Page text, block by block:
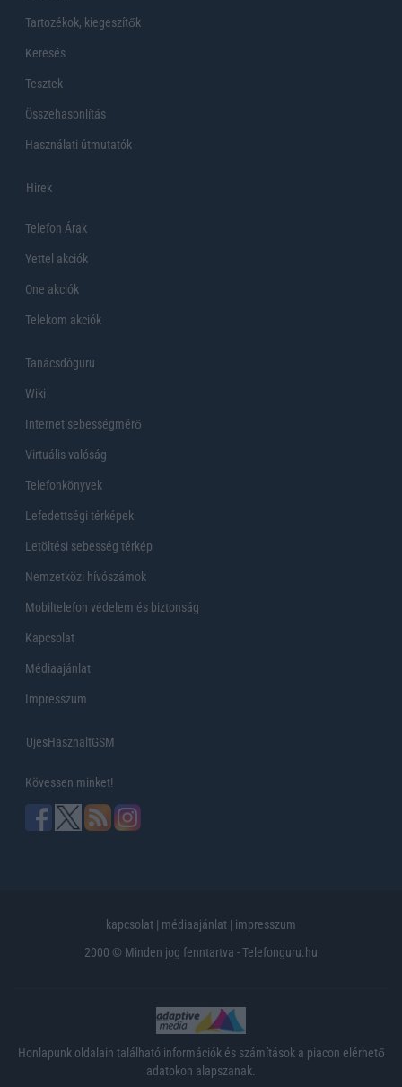
Tartozékok, kiegeszítők
Keresés
Tesztek
Összehasonlítás
Használati útmutatók
Hirek
Telefon Árak
Yettel akciók
One akciók
Telekom akciók
Tanácsdóguru
Wiki
Internet sebességmérő
Virtuális valóság
Telefonkönyvek
Lefedettségi térképek
Letöltési sebesség térkép
Nemzetközi hívószámok
Mobiltelefon védelem és biztonság
Kapcsolat
Médiaajánlat
Impresszum
UjesHasznaltGSM
Kövessen minket!
kapcsolat | médiaajánlat | impresszum
2000 © Minden jog fenntartva - Telefonguru.hu
Honlapunk oldalain található információk és számítások a piacon elérhető
adatokon alapszanak.